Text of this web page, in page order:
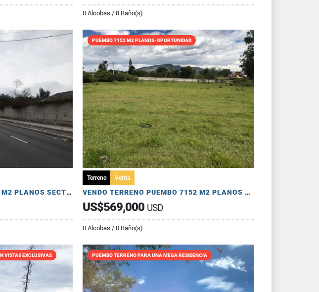
0 Alcobas / 0 Baño(s)
TERRENO POMASQUI 8.466 M2 PLANOS SECTOR CLUB LA LIGA-SIMON BOLIVAR
PUEMBO 7152 M2 PLANOS-OPORTUNIDAD
Terreno Venta
VENDO TERRENO PUEMBO 7152 M2 PLANOS SECTOR COLEGIOS USO MULTIPLE
US$569,000 USD
0 Alcobas / 0 Baño(s)
VISTAS EXCLUSIVAS PUEMBO TERRENO PARA UNA MEGA RESIDENCIA